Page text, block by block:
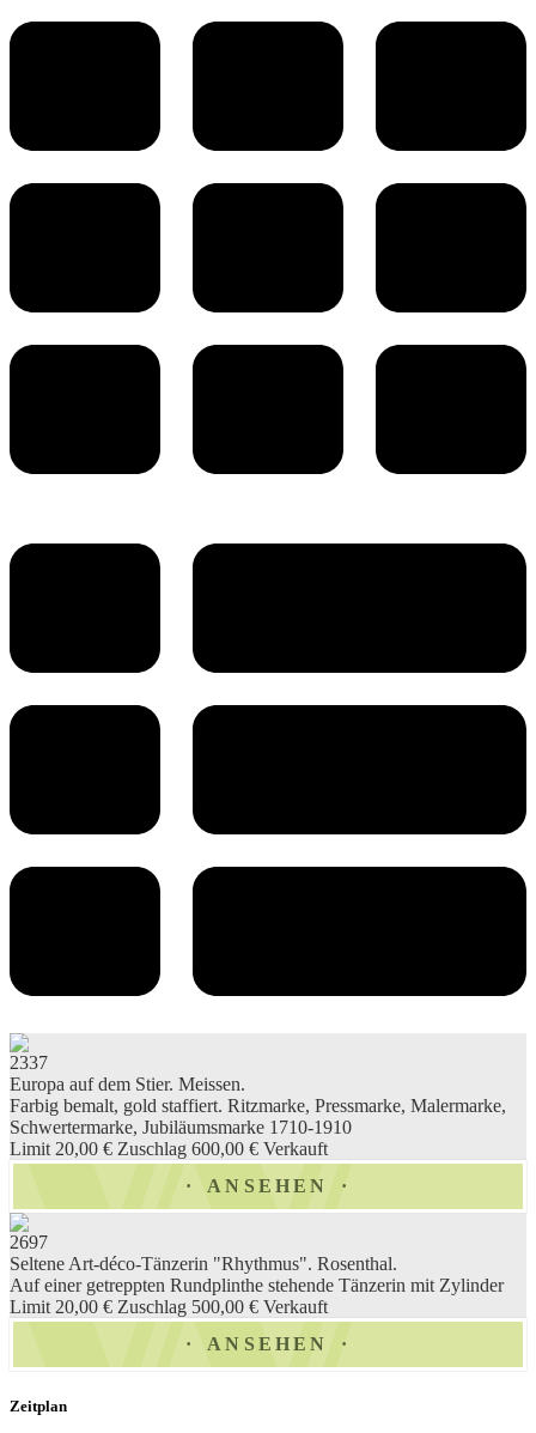
2337
Europa auf dem Stier. Meissen.
Farbig bemalt, gold staffiert. Ritzmarke, Pressmarke, Malermarke,
Schwertermarke, Jubiläumsmarke 1710-1910
Limit 20,00 € Zuschlag 600,00 € Verkauft
ANSEHEN
2697
Seltene Art-déco-Tänzerin "Rhythmus". Rosenthal.
Auf einer getreppten Rundplinthe stehende Tänzerin mit Zylinder
Limit 20,00 € Zuschlag 500,00 € Verkauft
ANSEHEN
Zeitplan